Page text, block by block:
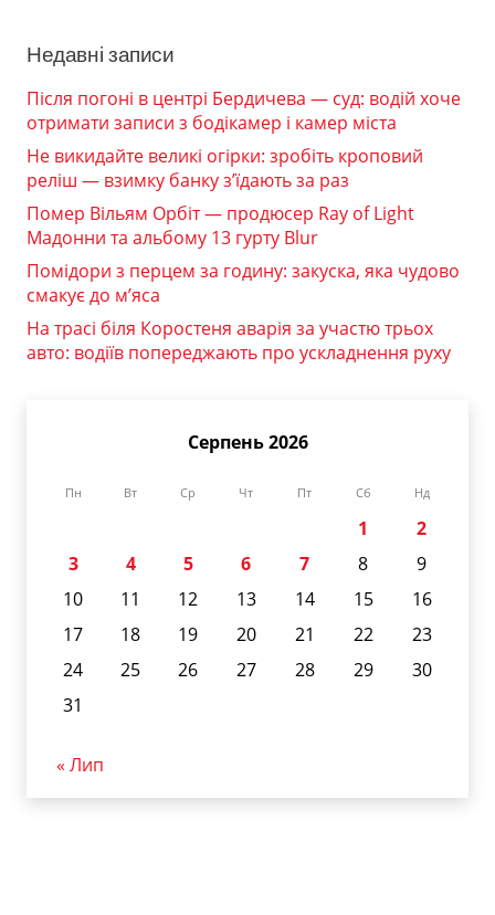
Недавні записи
Після погоні в центрі Бердичева — суд: водій хоче
отримати записи з бодікамер і камер міста
Не викидайте великі огірки: зробіть кроповий
реліш — взимку банку з’їдають за раз
Помер Вільям Орбіт — продюсер Ray of Light
Мадонни та альбому 13 гурту Blur
Помідори з перцем за годину: закуска, яка чудово
смакує до м’яса
На трасі біля Коростеня аварія за участю трьох
авто: водіїв попереджають про ускладнення руху
Серпень 2026
Пн Вт Ср Чт Пт Сб Нд
1
2
3
4 5 6 7 8
9
10
11 12 13 14 15
16
17
18 19 20 21 22
23
24
25 26 27 28 29
30
31
« Лип